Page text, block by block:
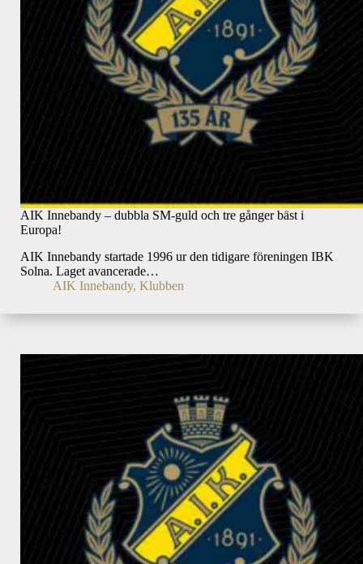
AIK Innebandy – dubbla SM-guld och tre gånger bäst i
Europa!
AIK Innebandy startade 1996 ur den tidigare föreningen IBK
Solna. Laget avancerade…
AIK Innebandy, Klubben